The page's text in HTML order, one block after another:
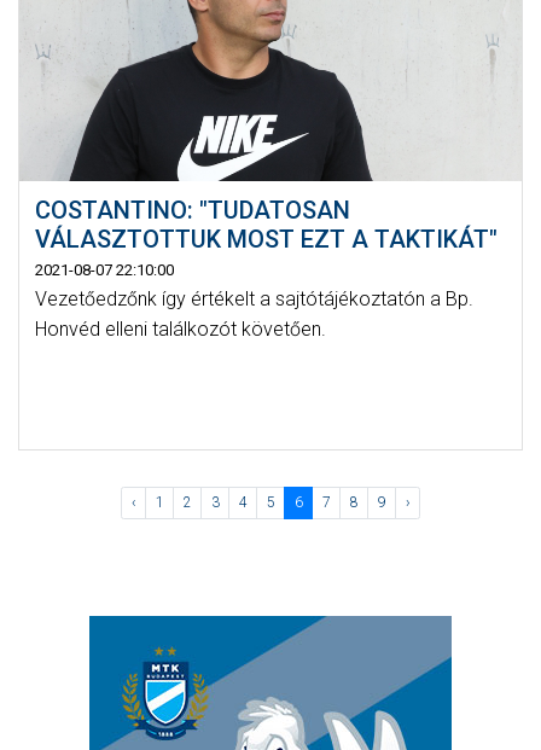
COSTANTINO: "TUDATOSAN
VÁLASZTOTTUK MOST EZT A TAKTIKÁT"
2021-08-07 22:10:00
Vezetőedzőnk így értékelt a sajtótájékoztatón a Bp.
Honvéd elleni találkozót követően.
‹ 1 2 3 4 5 6 7 8 9 ›